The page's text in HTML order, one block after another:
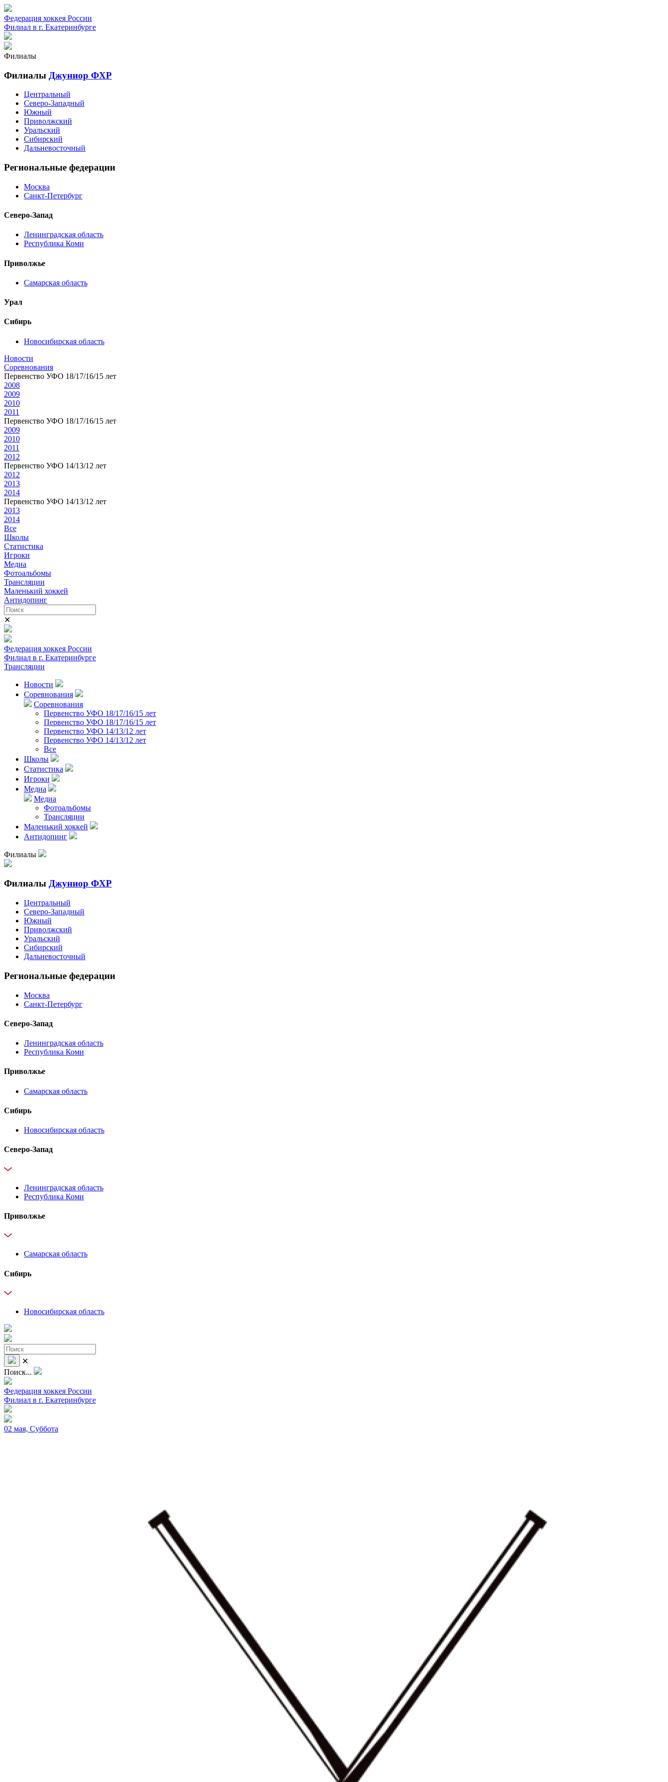
Федерация хоккея России
Филиал в г. Екатеринбурге
Филиалы
Филиалы Джуниор ФХР
Центральный
Северо-Западный
Южный
Приволжский
Уральский
Сибирский
Дальневосточный
Региональные федерации
Москва
Санкт-Петербург
Северо-Запад
Ленинградская область
Республика Коми
Приволжье
Самарская область
Урал
Сибирь
Новосибирская область
Новости
Соревнования
Первенство УФО 18/17/16/15 лет
2008
2009
2010
2011
Первенство УФО 18/17/16/15 лет
2009
2010
2011
2012
Первенство УФО 14/13/12 лет
2012
2013
2014
Первенство УФО 14/13/12 лет
2013
2014
Все
Школы
Статистика
Игроки
Медиа
Фотоальбомы
Трансляции
Маленький хоккей
Антидопинг
✕
Федерация хоккея России
Филиал в г. Екатеринбурге
Трансляции
Новости
Соревнования
Соревнования
Первенство УФО 18/17/16/15 лет
Первенство УФО 18/17/16/15 лет
Первенство УФО 14/13/12 лет
Первенство УФО 14/13/12 лет
Все
Школы
Статистика
Игроки
Медиа
Медиа
Фотоальбомы
Трансляции
Маленький хоккей
Антидопинг
Филиалы
Филиалы Джуниор ФХР
Центральный
Северо-Западный
Южный
Приволжский
Уральский
Сибирский
Дальневосточный
Региональные федерации
Москва
Санкт-Петербург
Северо-Запад
Ленинградская область
Республика Коми
Приволжье
Самарская область
Сибирь
Новосибирская область
Северо-Запад
Ленинградская область
Республика Коми
Приволжье
Самарская область
Сибирь
Новосибирская область
✕
Поиск...
Федерация хоккея России
Филиал в г. Екатеринбурге
02 мая, Суббота